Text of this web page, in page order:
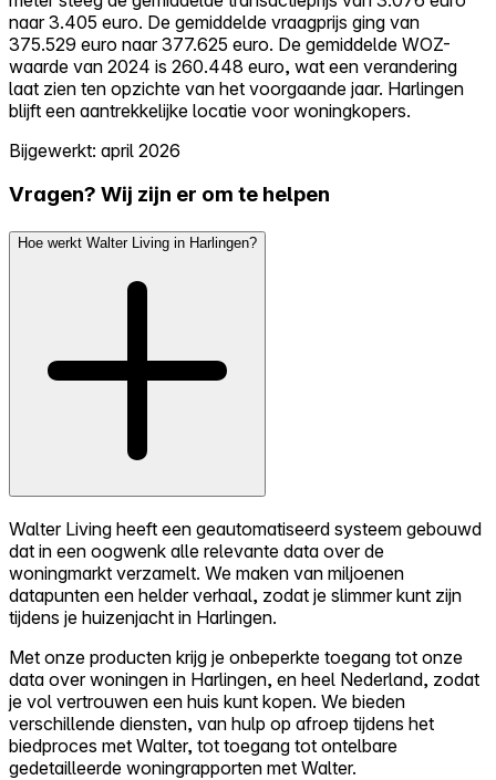
naar 3.405 euro. De gemiddelde vraagprijs ging van
375.529 euro naar 377.625 euro. De gemiddelde WOZ-
waarde van 2024 is 260.448 euro, wat een verandering
laat zien ten opzichte van het voorgaande jaar. Harlingen
blijft een aantrekkelijke locatie voor woningkopers.
Bijgewerkt: april 2026
Vragen? Wij zijn er om te helpen
Hoe werkt Walter Living in Harlingen?
Walter Living heeft een geautomatiseerd systeem gebouwd
dat in een oogwenk alle relevante data over de
woningmarkt verzamelt. We maken van miljoenen
datapunten een helder verhaal, zodat je slimmer kunt zijn
tijdens je huizenjacht in Harlingen.
Met onze producten krijg je onbeperkte toegang tot onze
data over woningen in Harlingen, en heel Nederland, zodat
je vol vertrouwen een huis kunt kopen. We bieden
verschillende diensten, van hulp op afroep tijdens het
biedproces met Walter, tot toegang tot ontelbare
gedetailleerde woningrapporten met Walter.